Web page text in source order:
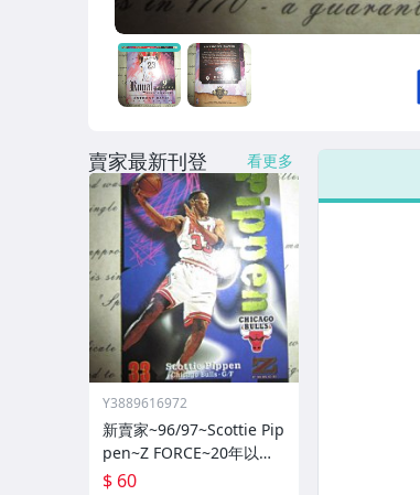
賣家最新刊登 看更多
Y3889616972
新賣家~96/97~Scottie Pip
pen~Z FORCE~20年以上
歷史~無限量~
$ 60